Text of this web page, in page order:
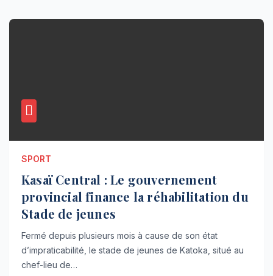
SPORT
Kasaï Central : Le gouvernement
provincial finance la réhabilitation du
Stade de jeunes
Fermé depuis plusieurs mois à cause de son état
d’impraticabilité, le stade de jeunes de Katoka, situé au
chef-lieu de…